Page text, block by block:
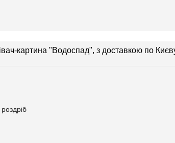
картина "Водоспад", з доставкою по